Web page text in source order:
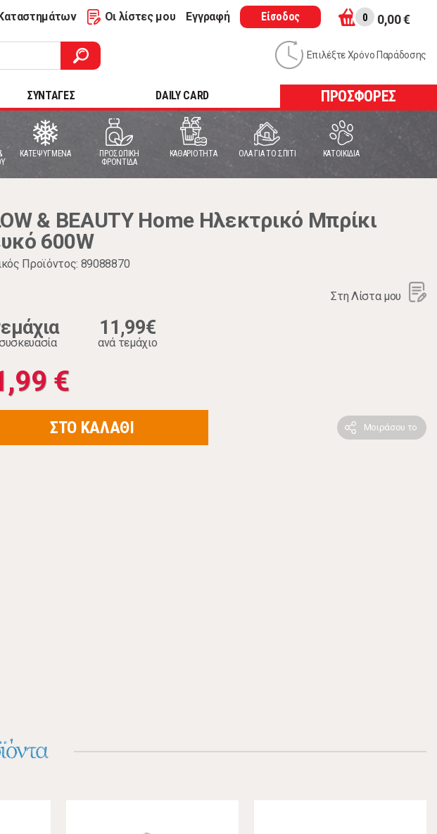
Οι λίστες μου Εγγραφή Είσοδος 0 0,00 €
Επιλέξτε Χρόνο Παράδοσης
ΣΥΝΤΑΓΕΣ DAILY CARD ΠΡΟΣΦΟΡΕΣ
ΚΑΤΕΨΥΓΜΕΝΑ
ΠΡΟΣΩΠΙΚΗ
ΦΡΟΝΤΙΔΑ
ΚΑΘΑΡΙΟΤΗΤΑ ΟΛΑ ΓΙΑ ΤΟ ΣΠΙΤΙ ΚΑΤΟΙΚΙΔΙΑ
& BEAUTY Home Ηλεκτρικό Μπρίκι
600W
Προϊόντος: 89088870
Στη Λίστα μου
11,99€
ανά τεμάχιο
€
ΣΤΟ ΚΑΛΑΘΙ Μοιράσου το